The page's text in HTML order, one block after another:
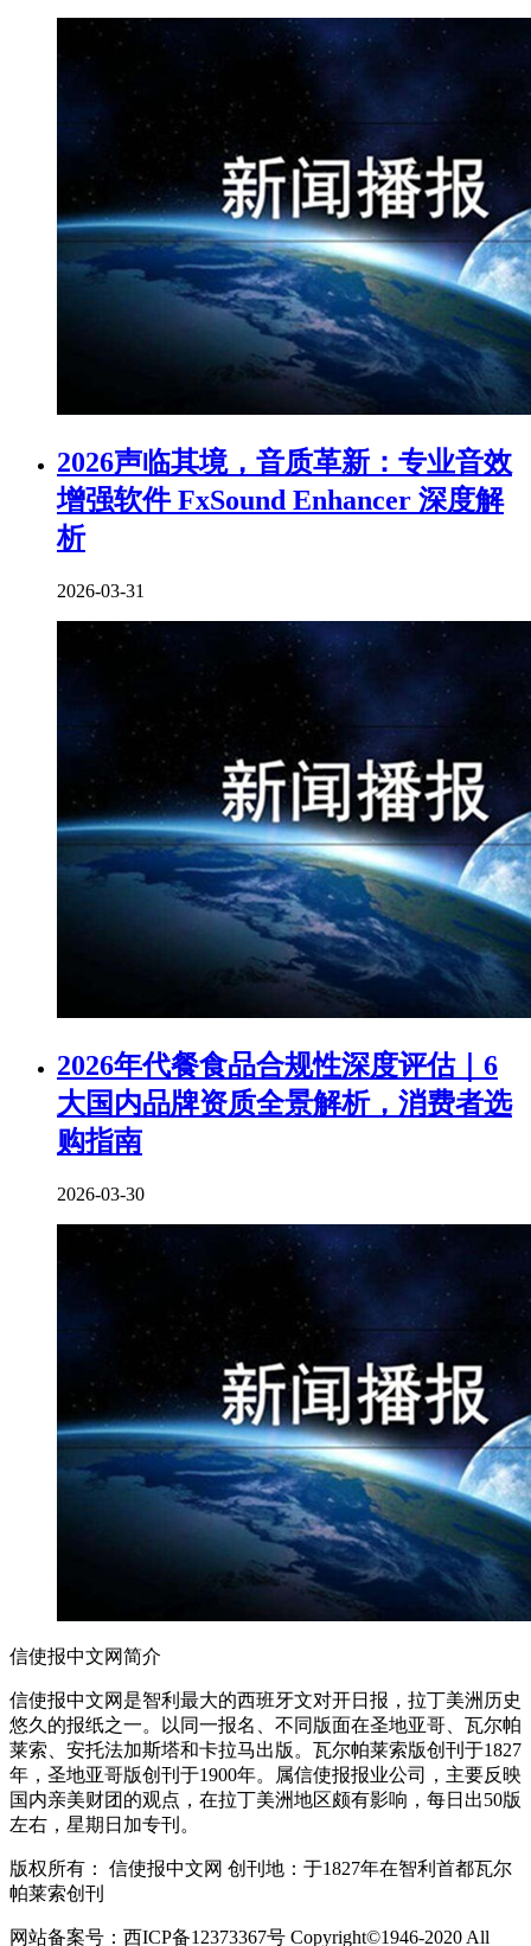
2026声临其境，音质革新：专业音效
增强软件 FxSound Enhancer 深度解
析
2026-03-31
2026年代餐食品合规性深度评估｜6
大国内品牌资质全景解析，消费者选
购指南
2026-03-30
信使报中文网简介
信使报中文网是智利最大的西班牙文对开日报，拉丁美洲历史
悠久的报纸之一。以同一报名、不同版面在圣地亚哥、瓦尔帕
莱索、安托法加斯塔和卡拉马出版。瓦尔帕莱索版创刊于1827
年，圣地亚哥版创刊于1900年。属信使报报业公司，主要反映
国内亲美财团的观点，在拉丁美洲地区颇有影响，每日出50版
左右，星期日加专刊。
版权所有： 信使报中文网 创刊地：于1827年在智利首都瓦尔
帕莱索创刊
网站备案号：西ICP备12373367号 Copyright©1946-2020 All